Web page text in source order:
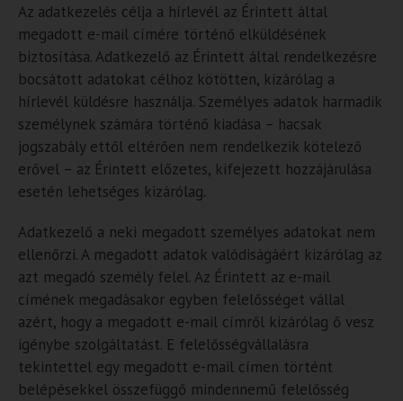
Az adatkezelés célja a hírlevél az Érintett által
megadott e-mail címére történő elküldésének
biztosítása. Adatkezelő az Érintett által rendelkezésre
bocsátott adatokat célhoz kötötten, kizárólag a
hírlevél küldésre használja. Személyes adatok harmadik
személynek számára történő kiadása – hacsak
jogszabály ettől eltérően nem rendelkezik kötelező
erővel – az Érintett előzetes, kifejezett hozzájárulása
esetén lehetséges kizárólag.
Adatkezelő a neki megadott személyes adatokat nem
ellenőrzi. A megadott adatok valódiságáért kizárólag az
azt megadó személy felel. Az Érintett az e-mail
címének megadásakor egyben felelősséget vállal
azért, hogy a megadott e-mail címről kizárólag ő vesz
igénybe szolgáltatást. E felelősségvállalásra
tekintettel egy megadott e-mail címen történt
belépésekkel összefüggő mindennemű felelősség